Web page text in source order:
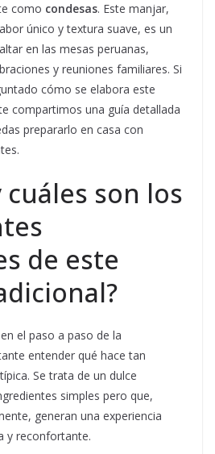
como condesas. Este manjar,
único y textura suave, es un
en las mesas peruanas,
y reuniones familiares. Si
cómo se elabora este
compartimos una guía detallada
prepararlo en casa con
cuáles son los
de este
el paso a paso de la
entender qué hace tan
Se trata de un dulce
simples pero que,
generan una experiencia
y reconfortante.